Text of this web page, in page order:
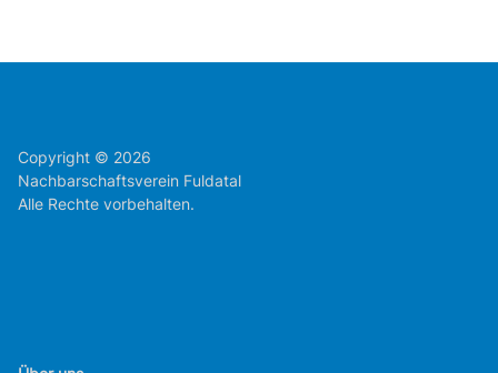
Copyright © 2026
Nachbarschaftsverein Fuldatal
Alle Rechte vorbehalten.